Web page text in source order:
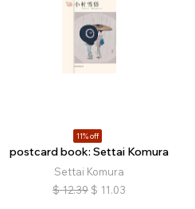
11% off
postcard book: Settai Komura
Settai Komura
$ 12.39 $ 11.03